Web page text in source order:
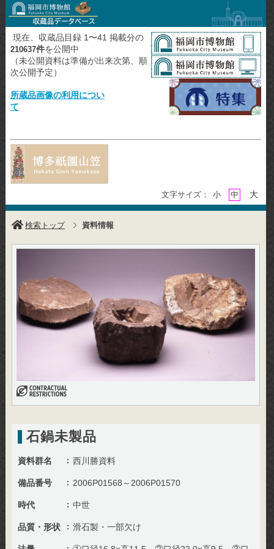
現在、収蔵品目録 1〜41 掲載分の
210637件を公開中
（未公開資料は準備が出来次第、順
次公開予定）
所蔵品画像の利用につい
て
文字サイズ： 小 中 大
検索トップ 資料情報
石鍋未製品
資料群名 西川勝資料
備品番号 2006P01568～2006P01570
時代 中世
品質・形状 滑石製・一部欠け